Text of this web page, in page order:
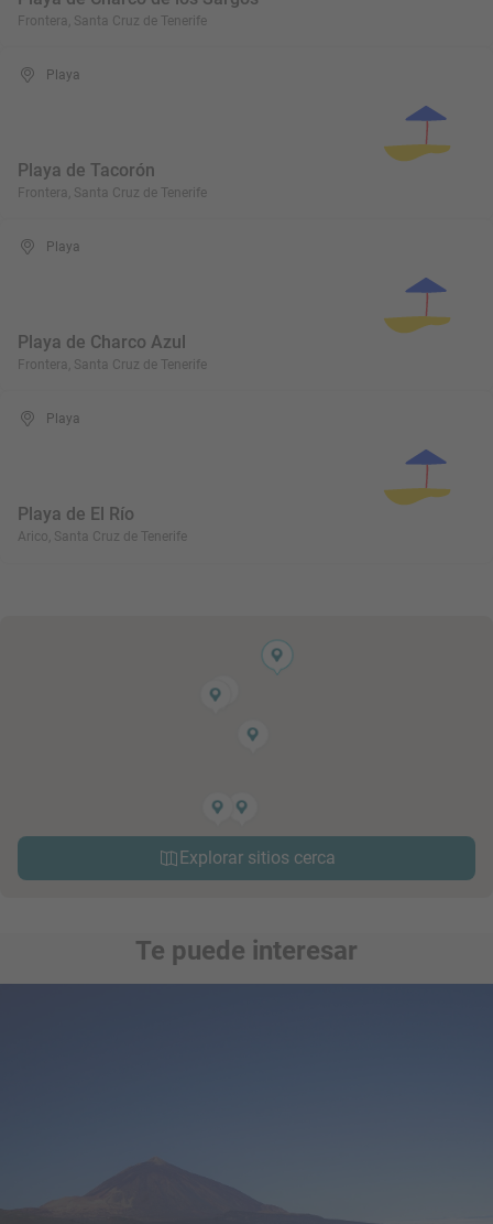
Frontera, Santa Cruz de Tenerife
Playa
Playa de Tacorón
Frontera, Santa Cruz de Tenerife
Playa
Playa de Charco Azul
Frontera, Santa Cruz de Tenerife
Playa
Playa de El Río
Arico, Santa Cruz de Tenerife
Explorar sitios cerca
Te puede interesar